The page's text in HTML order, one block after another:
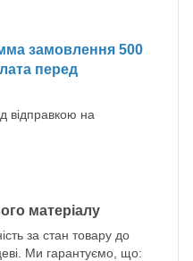
замовлення 500
перед
відправкою на
матеріалу
за стан товару до
Ми гарантуємо, що: